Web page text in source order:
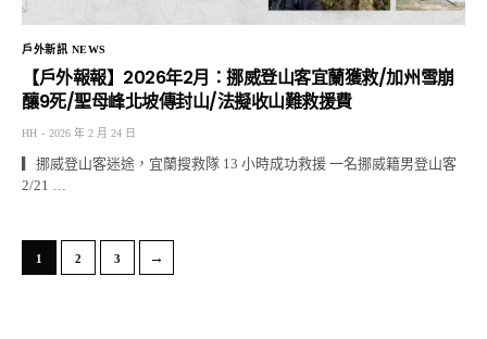
戶外新訊 NEWS
【戶外報報】2026年2月：挪威登山客宜蘭獲救/加州雪崩
釀9死/聖母峰北坡傳封山/法擬收山難救援費
HH 2026 年 2 月 24 日
▎挪威登山客迷途，宜蘭搜救隊 13 小時成功救援 一名挪威籍男登山客
2/21 …
1 2 3 →